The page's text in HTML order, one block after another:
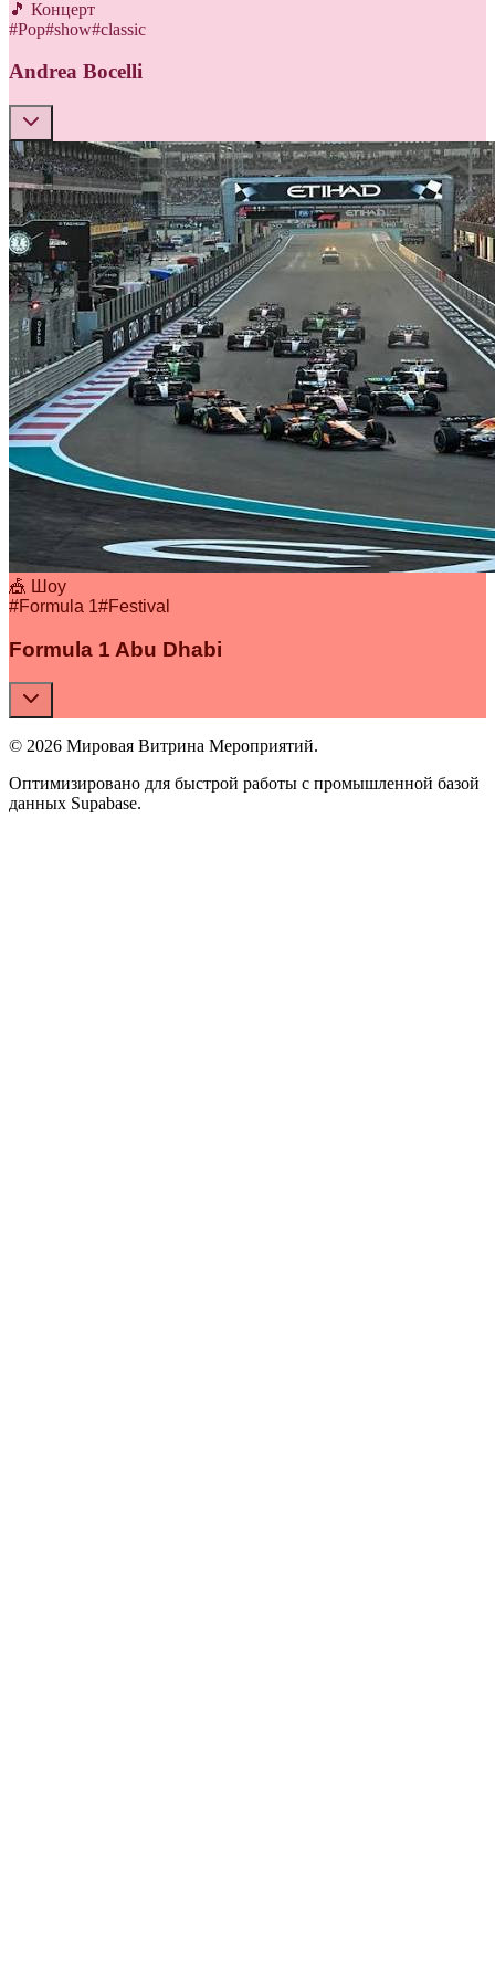
🎵 Концерт
#Pop#show#classic
Andrea Bocelli
🎪 Шоу
#Formula 1#Festival
Formula 1 Abu Dhabi
© 2026 Мировая Витрина Мероприятий.
Оптимизировано для быстрой работы с промышленной базой
данных Supabase.